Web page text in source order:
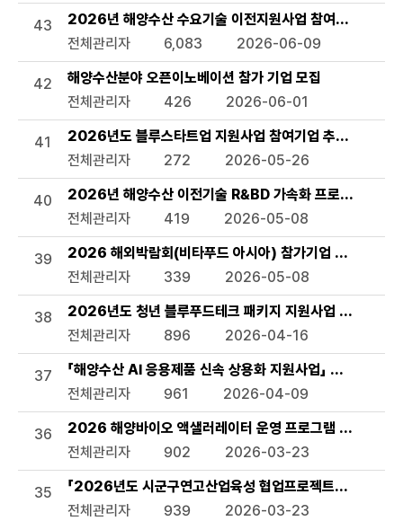
43
2026년 해양수산 수요기술 이전지원사업 참여기업 모집
전체관리자
6,083 2026-06-09
42
해양수산분야 오픈이노베이션 참가 기업 모집
전체관리자
426 2026-06-01
41
2026년도 블루스타트업 지원사업 참여기업 추가모집 공고
전체관리자
272 2026-05-26
40
2026년 해양수산 이전기술 R&BD 가속화 프로그램 모집
전체관리자
419 2026-05-08
39
2026 해외박람회(비타푸드 아시아) 참가기업 모집 공고
전체관리자
339 2026-05-08
38
2026년도 청년 블루푸드테크 패키지 지원사업 모집공고
전체관리자
896 2026-04-16
37
「해양수산 AI 응용제품 신속 상용화 지원사업」 선정 계획
전체관리자
961 2026-04-09
36
2026 해양바이오 액샐러레이터 운영 프로그램 참여기업
전체관리자
902 2026-03-23
35
「2026년도 시군구연고산업육성 협업프로젝트」서천군
전체관리자
939 2026-03-23